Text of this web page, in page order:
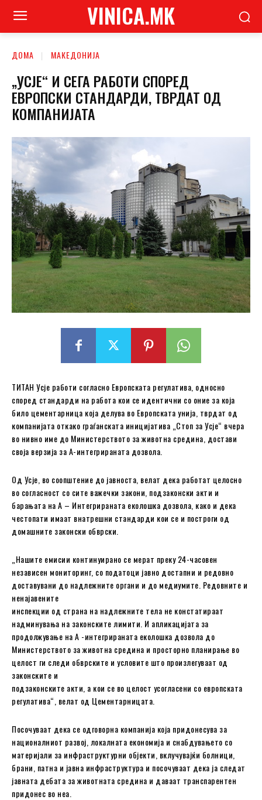
VINICA.MK
ДОМА МАКЕДОНИЈА
„УСЈЕ“ И СЕГА РАБОТИ СПОРЕД
ЕВРОПСКИ СТАНДАРДИ, ТВРДАТ ОД
КОМПАНИЈАТА
ТИТАН Усје работи согласно Европската регулатива, односно
според стандарди на работа кои се идентични со оние за која
било цементарница која делува во Европската унија, тврдат од
компанијата откако граѓанската иницијатива „Стоп за Усје“ вчера
во нивно име до Министерството за животна средина, достави
своја верзија за А-интегрираната дозвола.
Од Усје, во соопштение до јавноста, велат дека работат целосно
во согласност со сите важечки закони, подзаконски акти и
барањата на А – Интегрираната еколошка дозвола, како и дека
честопати имаат внатрешни стандарди кои се и построги од
домашните законски обврски.
„Нашите емисии континуирано се мерат преку 24-часовен
независен мониторинг, со податоци јавно достапни и редовно
доставувани до надлежните органи и до медиумите. Редовните и
ненајавените
инспекции од страна на надлежните тела не констатираат
надминувања на законските лимити. И апликацијата за
продолжување на А -интегрираната еколошка дозвола до
Министерството за животна средина и просторно планирање во
целост ги следи обврските и условите што произлегуваат од
законските и
подзаконските акти, а кои се во целост усогласени со европската
регулатива“, велат од Цементарницата.
Посочуваат дека се одговорна компанија која придонесува за
националниот развој, локалната економија и снабдувањето со
материјали за инфраструктурни објекти, вклучувајќи болници,
брани, патна и јавна инфраструктура и посочуваат дека ја следат
јавната дебата за животната средина и даваат транспарентен
придонес во неа.